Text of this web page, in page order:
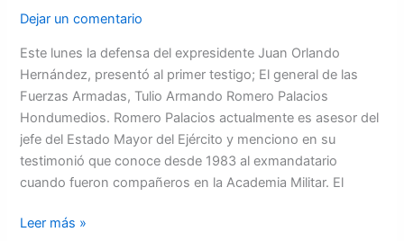
Dejar un comentario
Este lunes la defensa del expresidente Juan Orlando
Hernández, presentó al primer testigo; El general de las
Fuerzas Armadas, Tulio Armando Romero Palacios
Hondumedios. Romero Palacios actualmente es asesor del
jefe del Estado Mayor del Ejército y menciono en su
testimonió que conoce desde 1983 al exmandatario
cuando fueron compañeros en la Academia Militar. El
Leer más »